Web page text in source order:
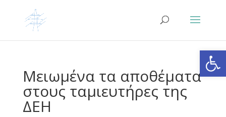
Μειωμένα τα αποθέματα
στους ταμιευτήρες της
ΔΕΗ